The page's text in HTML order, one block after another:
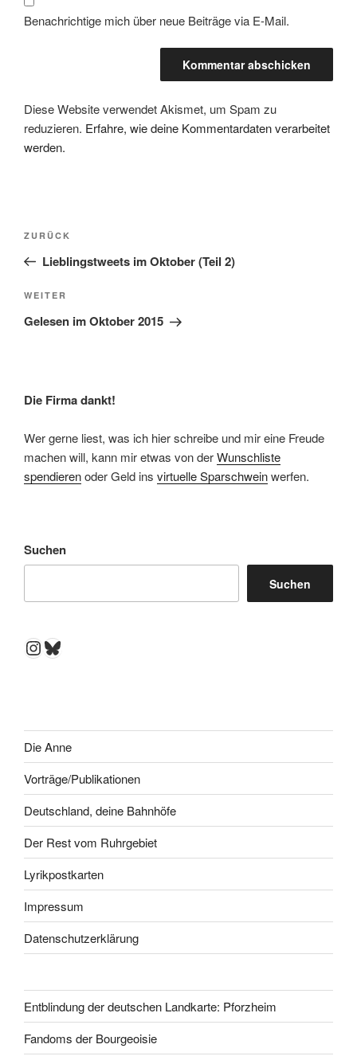
Benachrichtige mich über neue Beiträge via E-Mail.
Diese Website verwendet Akismet, um Spam zu
reduzieren. Erfahre, wie deine Kommentardaten verarbeitet
werden.
Beitragsnavigation
Vorheriger
Beitrag
ZURÜCK
Lieblingstweets im Oktober (Teil 2)
Nächster
Beitrag
WEITER
Gelesen im Oktober 2015
Die Firma dankt!
Wer gerne liest, was ich hier schreibe und mir eine Freude
machen will, kann mir etwas von derWunschliste
spendierenoder Geld ins virtuelle Sparschweinwerfen.
Suchen
Suchen
Instagram
Bluesky
Die Anne
Vorträge/Publikationen
Deutschland, deine Bahnhöfe
Der Rest vom Ruhrgebiet
Lyrikpostkarten
Impressum
Datenschutzerklärung
Entblindung der deutschen Landkarte: Pforzheim
Fandoms der Bourgeoisie